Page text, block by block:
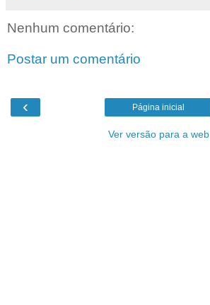
Nenhum comentário:
Postar um comentário
‹ Página inicial
Ver versão para a web